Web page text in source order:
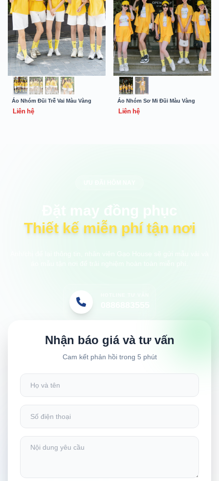
Áo Nhóm Đũi Trễ Vai Màu Vàng
Liên hệ
Áo Nhóm Sơ Mi Đũi Màu Vàng
Liên hệ
Thiết kế miễn phí tận nơi
Nhận báo giá và tư vấn
Cam kết phản hồi trong 5 phút